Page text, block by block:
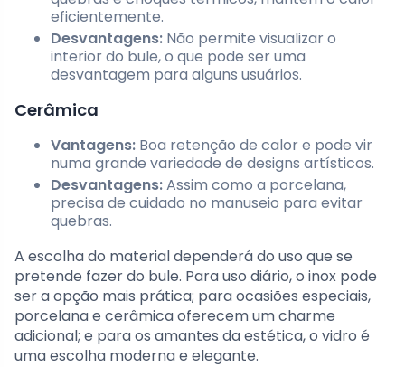
eficientemente.
Desvantagens: Não permite visualizar o
interior do bule, o que pode ser uma
desvantagem para alguns usuários.
Cerâmica
Vantagens: Boa retenção de calor e pode vir
numa grande variedade de designs artísticos.
Desvantagens:Assim como a porcelana,
precisa de cuidado no manuseio para evitar
quebras.
A escolha do material dependerá do uso que se
pretende fazer do bule. Para uso diário, o inox pode
ser a opção mais prática; para ocasiões especiais,
porcelana e cerâmica oferecem um charme
adicional; e para os amantes da estética, o vidro é
uma escolha moderna e elegante.